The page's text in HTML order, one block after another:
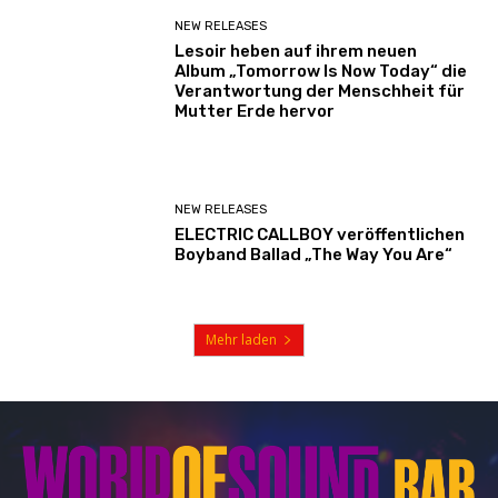
NEW RELEASES
Lesoir heben auf ihrem neuen
Album „Tomorrow Is Now Today“ die
Verantwortung der Menschheit für
Mutter Erde hervor
NEW RELEASES
ELECTRIC CALLBOY veröffentlichen
Boyband Ballad „The Way You Are“
Mehr laden